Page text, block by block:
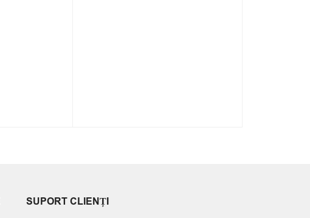
SUPORT CLIENȚI